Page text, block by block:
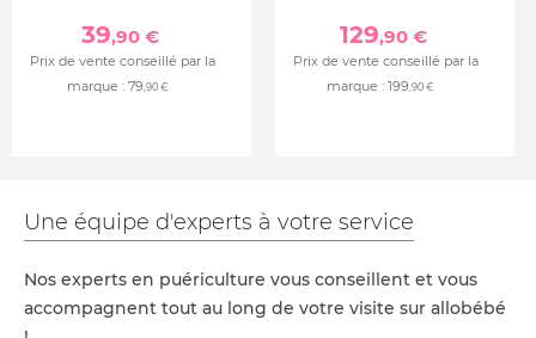
39,90 €
Prix de vente conseillé par la
marque : 79,90 €
129,90 €
Prix de vente conseillé par la
marque : 199,90 €
Une équipe d'experts à votre service
Nos experts en puériculture vous conseillent et vous
accompagnent tout au long de votre visite sur allobébé